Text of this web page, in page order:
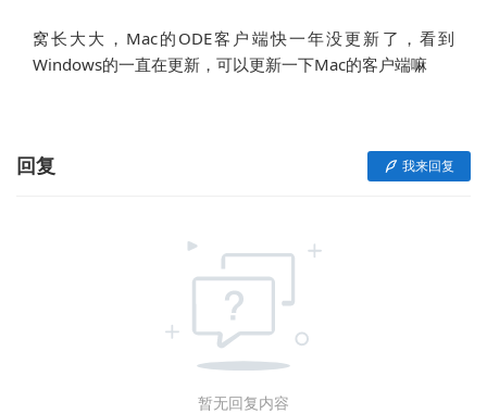
窝长大大，Mac的ODE客户端快一年没更新了，看到
Windows的一直在更新，可以更新一下Mac的客户端嘛
回复 我来回复
暂无回复内容